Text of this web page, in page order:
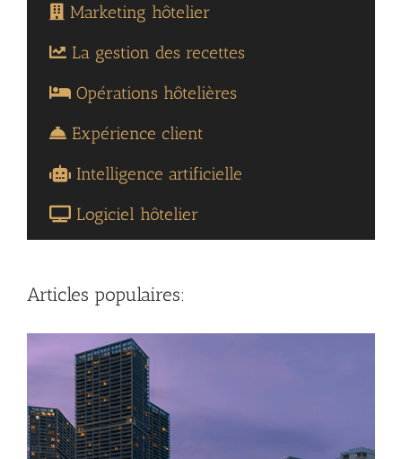
Marketing hôtelier
La gestion des recettes
Opérations hôtelières
Expérience client
Intelligence artificielle
Logiciel hôtelier
Articles populaires: